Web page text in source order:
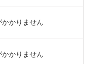
かりません
かりません